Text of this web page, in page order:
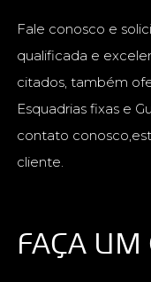
Fale conosco e
qualificada e
citados, também
Esquadrias fixas e
contato
cliente.
FAÇA